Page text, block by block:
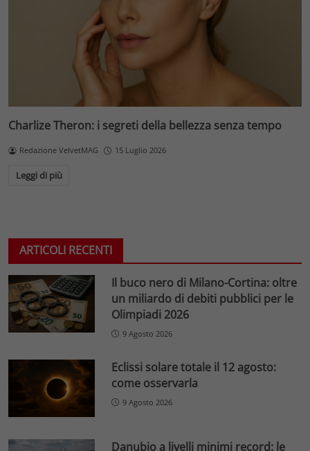
Charlize Theron: i segreti della bellezza senza tempo
Redazione VelvetMAG 15 Luglio 2026
Leggi di più
ARTICOLI RECENTI
Il buco nero di Milano-Cortina: oltre
un miliardo di debiti pubblici per le
Olimpiadi 2026
9 Agosto 2026
Eclissi solare totale il 12 agosto:
come osservarla
9 Agosto 2026
Danubio a livelli minimi record: le